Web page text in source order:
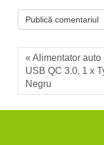
« Alimentator
USB QC 3.0, 1 x
Negru